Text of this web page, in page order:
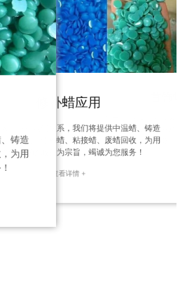
铸造
为用
修补蜡应用
大企业和我们联系，我们将提供中温蜡、铸造
铸造蜡、修补蜡、粘接蜡、废蜡回收，为用
供良好的服务为宗旨，竭诚为您服务！
查看详情 +
蜡、精密铸造蜡、修补蜡、
户提供良好的服务为宗